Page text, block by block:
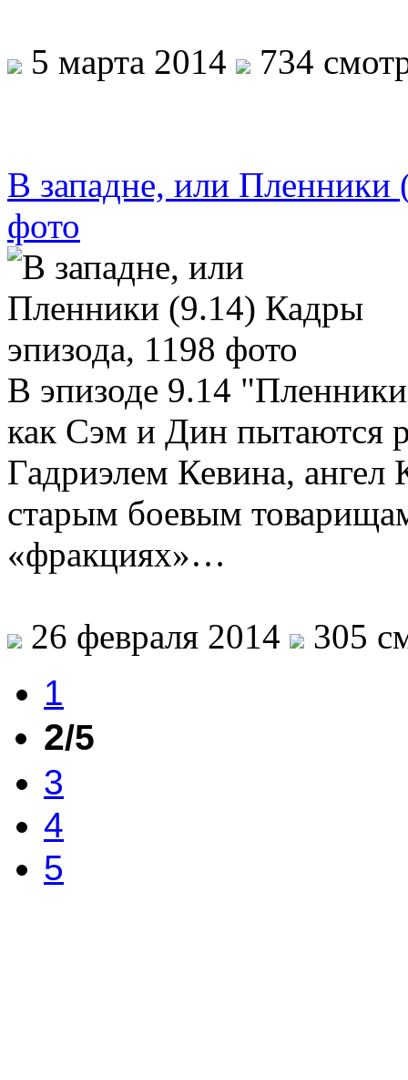
5 марта 2014 734
В западне, или Пленники
фото
В эпизоде 9.14
как Сэм и Дин пытаются
Гадриэлем Кевина, ангел
старым боевым
«фракциях»…
26 февраля 2014
305
1
2/5
3
4
5